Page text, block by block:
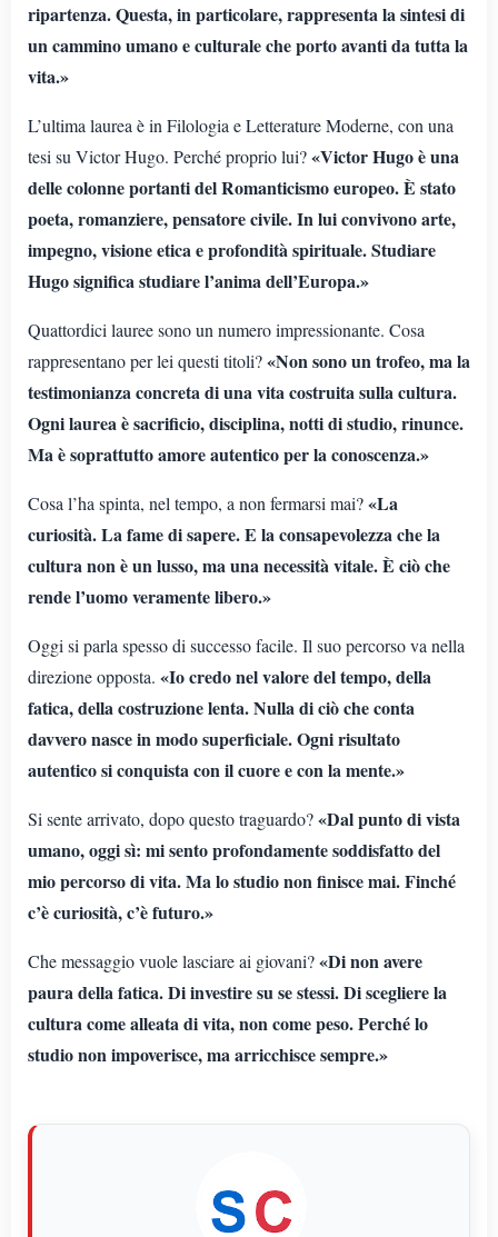
ripartenza. Questa, in particolare, rappresenta la sintesi di
un cammino umano e culturale che porto avanti da tutta la
vita.»
L’ultima laurea è in Filologia e Letterature Moderne, con una
tesi su Victor Hugo. Perché proprio lui?«Victor Hugo è una
delle colonne portanti del Romanticismo europeo. È stato
poeta, romanziere, pensatore civile. In lui convivono arte,
impegno, visione etica e profondità spirituale. Studiare
Hugo significa studiare l’anima dell’Europa.»
Quattordici lauree sono un numero impressionante. Cosa
rappresentano per lei questi titoli?«Non sono un trofeo, ma la
testimonianza concreta di una vita costruita sulla cultura.
Ogni laurea è sacrificio, disciplina, notti di studio, rinunce.
Ma è soprattutto amore autentico per la conoscenza.»
Cosa l’ha spinta, nel tempo, a non fermarsi mai?«La
curiosità. La fame di sapere. E la consapevolezza che la
cultura non è un lusso, ma una necessità vitale. È ciò che
rende l’uomo veramente libero.»
Oggi si parla spesso di successo facile. Il suo percorso va nella
direzione opposta. «Io credo nel valore del tempo, della
fatica, della costruzione lenta. Nulla di ciò che conta
davvero nasce in modo superficiale. Ogni risultato
autentico si conquista con il cuore e con la mente.»
Si sente arrivato, dopo questo traguardo?«Dal punto di vista
umano, oggi sì: mi sento profondamente soddisfatto del
mio percorso di vita. Ma lo studio non finisce mai. Finché
c’è curiosità, c’è futuro.»
Che messaggio vuole lasciare ai giovani?«Di non avere
paura della fatica. Di investire su se stessi. Di scegliere la
cultura come alleata di vita, non come peso. Perché lo
studio non impoverisce, ma arricchisce sempre.»